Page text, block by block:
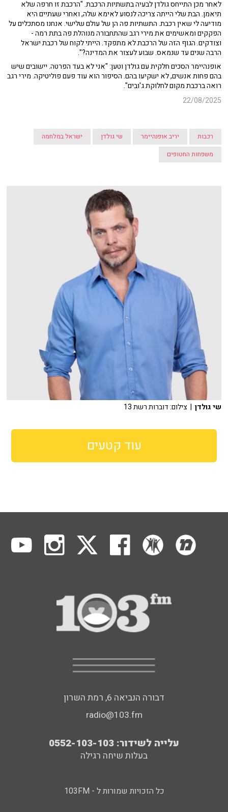
לאחר מכן התייחס גולדן לבעיה בתשתיות הרכבת. "הרכבת זו חרפה שלא
תיאמן. הבת שלי הייתה צריכה לנסוע לאימא שלה, ואחרי שעתיים היא
מודיעה לי שאין רכבת. התשתיות פה הן של עולם שלישי. אנחנו מסתכלים על
הפקקים ומאשימים את מירי רגב שהתחבורה מנוהלת פה בתת רמה -
וצודקים. הגוף הזה של הרכבת לא מתפקד. הייתי לקוח של רכבת ישראל
הרבה שנים עד שנמאס. שבוע לעצור את המדינה?".
אופנהיימר הסכים חלקית עם גולדן וטען: "אני לא בעד הפרטה. יישובים שיש
בהם פחות אנשים, לא ישקיעו בהם. הסיפור הוא עוד פעם פוליטיקה. מירי רגב
רואה ברכבת מקום לחלוקת ג'ובים".
22/08/2025
רכבות יריב אופנהיימר שי גולדן
ישראל במלחמה
משפחות החטופים
שי גולדן | צילום: דוברות רשת 13
עוד קטעים
דבורה הנביאה 6, רמת השרון
radio@103.fm
עלייה לשידור: 0552-103-103
בעלות שיחה רגילה
כל הזכויות שמורות ל - 103FM